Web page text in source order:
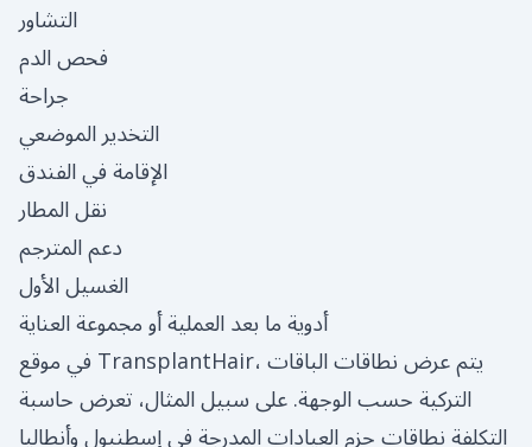
التشاور
فحص الدم
جراحة
التخدير الموضعي
الإقامة في الفندق
نقل المطار
دعم المترجم
الغسيل الأول
أدوية ما بعد العملية أو مجموعة العناية
في موقع TransplantHair، يتم عرض نطاقات الباقات
التركية حسب الوجهة. على سبيل المثال، تعرض حاسبة
التكلفة نطاقات حزم العيادات المدرجة في إسطنبول وأنطاليا